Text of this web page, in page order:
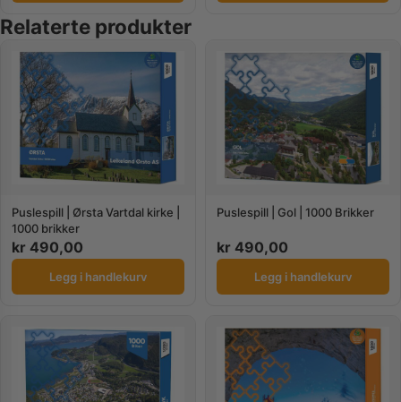
Relaterte produkter
Puslespill | Ørsta Vartdal kirke |
1000 brikker
kr 490,00
Legg i handlekurv
Puslespill | Gol | 1000 Brikker
kr 490,00
Legg i handlekurv